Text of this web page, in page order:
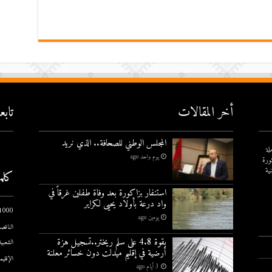
أخر المقالات
المجلس الوطني للصحافة.. الذي نريد
يوم واحد ago
استنفار بزاكورة بعد وفاة طفلين غرقاً في
واد درعة بأولاد يحيى لكراير
يومين ago
بقوة 4.8 على سلم ريختر..تسجيل هزة
أرضية في إقليم ميدلت دون خسائر معلنة
3 أيام ago
1000 يوم